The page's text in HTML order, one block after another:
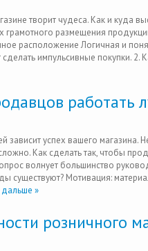
творит чудеса. Как и куда
грамотного размещения
расположение Логичная и
импульсивные покупки.
работать
зависит успех вашего магазина.
Как сделать так, чтобы
волнует большинство
существуют? Мотивация:
дальше »
розничного